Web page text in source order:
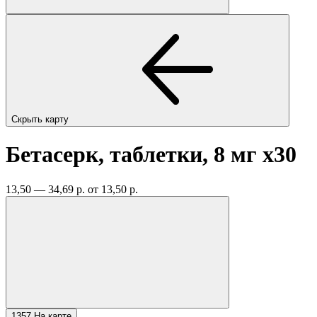
Скрыть карту
Бетасерк, таблетки, 8 мг x30
13,50 — 34,69 р. от 13,50 р.